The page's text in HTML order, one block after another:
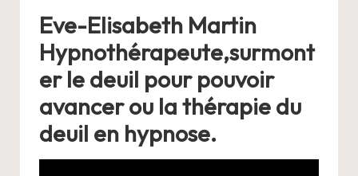
Eve-Elisabeth Martin
Hypnothérapeute,surmont
er le deuil pour pouvoir
avancer ou la thérapie du
deuil en hypnose.